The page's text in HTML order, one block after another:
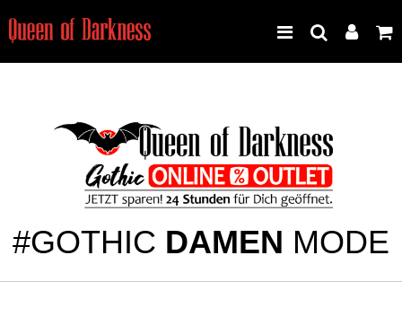
Best Seller
Neuheiten
Frauen
#GOTHIC DAMEN MODE